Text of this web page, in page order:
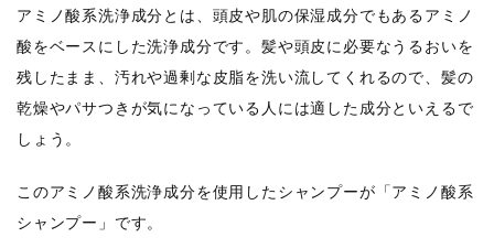
アミノ酸系洗浄成分とは、頭皮や肌の保湿成分でもあるアミノ
酸をベースにした洗浄成分です。髪や頭皮に必要なうるおいを
残したまま、汚れや過剰な皮脂を洗い流してくれるので、髪の
乾燥やパサつきが気になっている人には適した成分といえるで
しょう。
このアミノ酸系洗浄成分を使用したシャンプーが「アミノ酸系
シャンプー」です。